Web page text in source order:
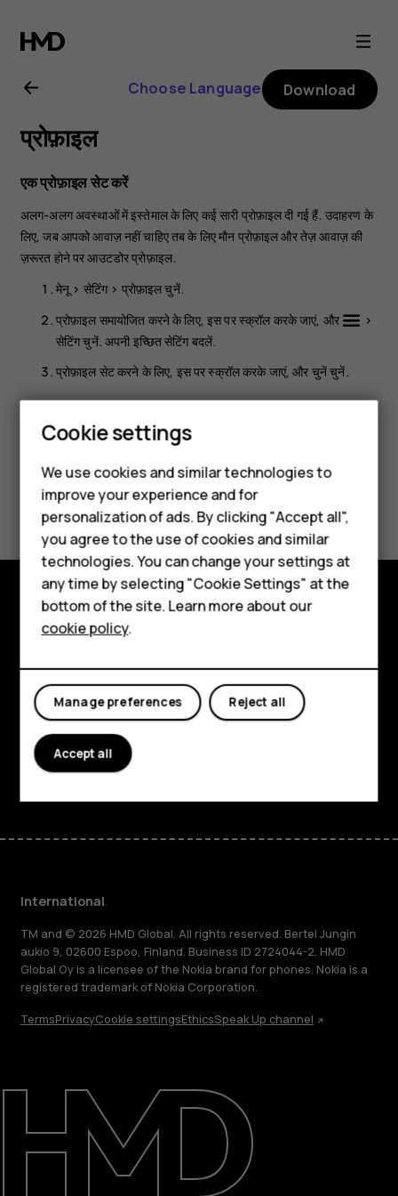
Nokia
106
4G
user
guide
Smartphones
Feature phones
Phones for kids
Accessories
HMD Terra M
For business
Tablets
Repair, reuse, recycle
Sustainability
Support
International
Choose Language Download
प्रोफ़ाइल
एक प्रोफ़ाइल सेट करें
अलग-अलग अवस्थाओं में इस्तेमाल के लिए कई सारी प्रोफ़ाइल दी गई हैं. उदाहरण के
लिए, जब आपको आवाज़ नहीं चाहिए तब के लिए मौन प्रोफ़ाइल और तेज़ आवाज़ की
ज़रूरत होने पर आउटडोर प्रोफ़ाइल.
मेनू > सेटिंग> प्रोफ़ाइलचुनें.
प्रोफ़ाइल समायोजित करने के लिए, इस पर स्क्रॉल करके जाएं, और
>
सेटिंगचुनें. अपनी इच्छित सेटिंग बदलें.
प्रोफ़ाइल सेट करने के लिए, इस पर स्क्रॉल करके जाएं, और चुनेंचुनें.
Did you find this helpful?
Yes No
Explore
Planet and people
Support
FacebookInstagram
Tiktok
International
TM and © 2026 HMD Global. All rights reserved. Bertel Jungin
aukio 9, 02600 Espoo, Finland. Business ID 2724044-2. HMD
Global Oy is a licensee of the Nokia brand for phones. Nokia is a
registered trademark of Nokia Corporation.
TermsPrivacyCookie settingsEthicsSpeak Up channel
Cookie settings
We use cookies and similar technologies to
improve your experience and for
personalization of ads. By clicking "Accept all",
you agree to the use of cookies and similar
technologies. You can change your settings at
any time by selecting "Cookie Settings" at the
bottom of the site. Learn more about our
cookie policy.
Reject all
Manage preferences
Accept all